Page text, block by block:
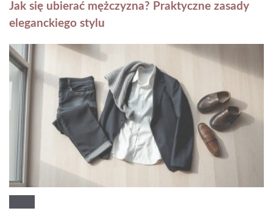
Jak się ubierać mężczyzna? Praktyczne zasady
eleganckiego stylu